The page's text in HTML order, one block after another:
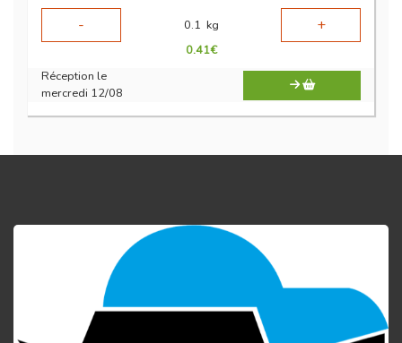
-
0.1 kg +
0.41€
Réception le
mercredi 12/08